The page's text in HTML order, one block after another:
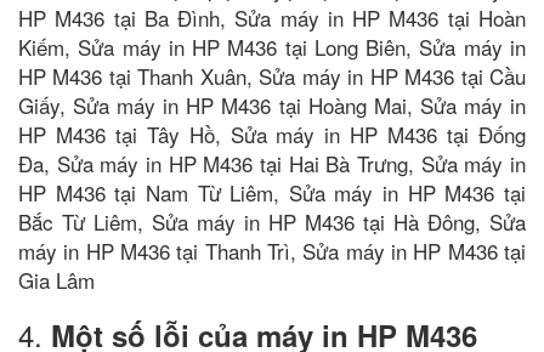
HP M436 tại Ba Đình, Sửa máy in HP M436 tại Hoàn
Kiếm, Sửa máy in HP M436 tại Long Biên, Sửa máy in
HP M436 tại Thanh Xuân, Sửa máy in HP M436 tại Cầu
Giấy, Sửa máy in HP M436 tại Hoàng Mai, Sửa máy in
HP M436 tại Tây Hồ, Sửa máy in HP M436 tại Đống
Đa, Sửa máy in HP M436 tại Hai Bà Trưng, Sửa máy in
HP M436 tại Nam Từ Liêm, Sửa máy in HP M436 tại
Bắc Từ Liêm, Sửa máy in HP M436 tại Hà Đông, Sửa
máy in HP M436 tại Thanh Trì, Sửa máy in HP M436 tại
Gia Lâm
4. Một số lỗi của máy in HP M436